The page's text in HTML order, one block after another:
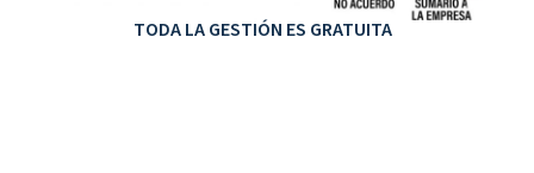
TODA LA GESTIÓN ES GRATUITA